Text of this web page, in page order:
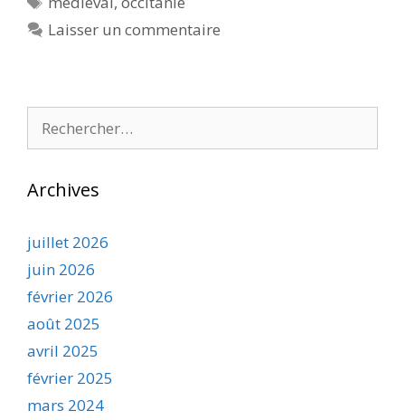
Laisser un commentaire
Archives
juillet 2026
juin 2026
février 2026
août 2025
avril 2025
février 2025
mars 2024